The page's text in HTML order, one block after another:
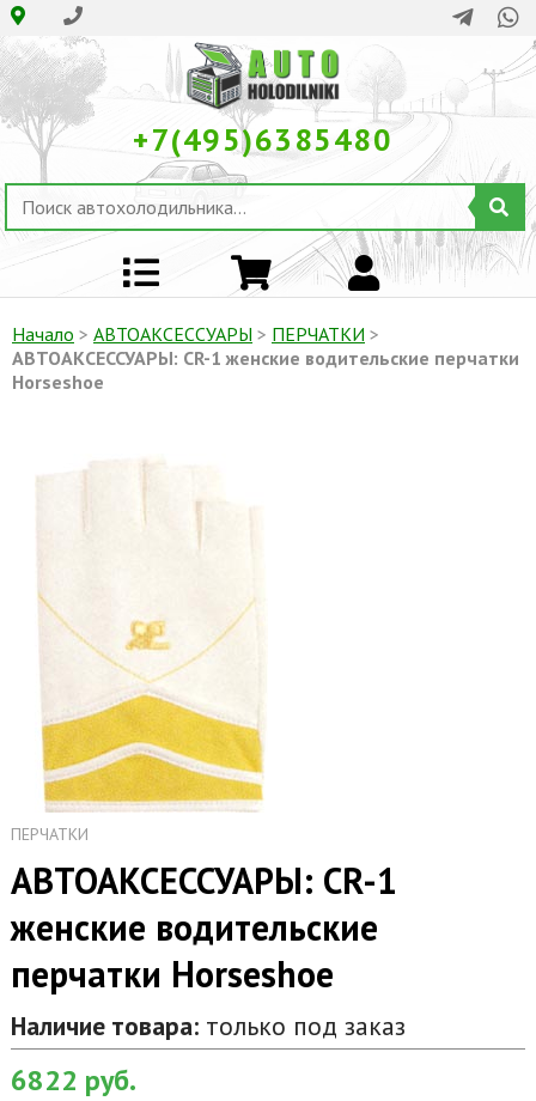
+7(495)6385480
Начало > АВТОАКСЕССУАРЫ > ПЕРЧАТКИ >
АВТОАКСЕССУАРЫ: CR-1 женские водительские перчатки
Horseshoe
ПЕРЧАТКИ
АВТОАКСЕССУАРЫ: CR-1
женские водительские
перчатки Horseshoe
Наличие товара:только под заказ
6822 руб.